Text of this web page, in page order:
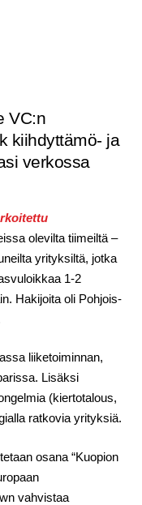
VC:n
kiihdyttämö- ja
verkossa
olevilta tiimeiltä –
yrityksiltä, jotka
1-2
Hakijoita oli Pohjois-
liiketoiminnan,
Lisäksi
(kiertotalous,
ratkovia yrityksiä.
osana “Kuopion
vahvistaa